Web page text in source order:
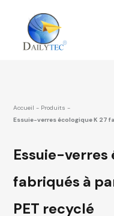
Accueil - Produits -
Essuie-verres écologique K 27
Essuie-verres
fabriqués à
PET recyclé